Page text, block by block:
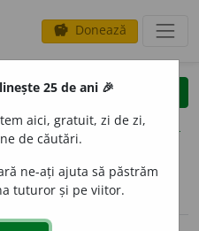
savings Donează
clear
opțiuni
(8)
25 de ani 🎉
aici, gratuit, zi de zi,
de căutări.
ne-ați ajuta să păstrăm
tuturor și pe viitor.